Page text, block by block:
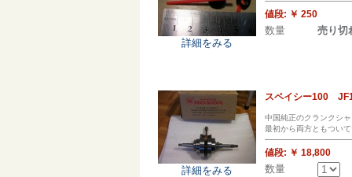
詳細をみる
値段: ￥ 250
数量 売り切
詳細をみる
スペイシー100
中国純正のクランクシ
最初から両方ともつい
値段: ￥ 18,800
数量